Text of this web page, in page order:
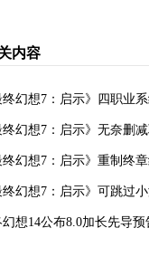
内容
终幻想7：启示》四职业
终幻想7：启示》无奈删
终幻想7：启示》重制终
终幻想7：启示》可跳过
想14公布8.0加长先导预